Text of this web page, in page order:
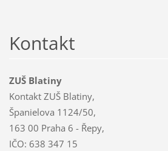
Kontakt
ZUŠ Blatiny
Kontakt ZUŠ Blatiny,
Španielova 1124/50,
163 00 Praha 6 - Řepy,
IČO: 638 347 15